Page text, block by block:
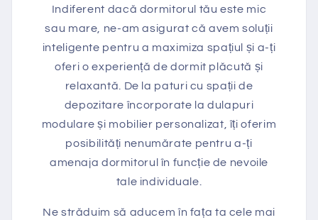
Indiferent dacă dormitorul tău este mic
sau mare, ne-am asigurat că avem soluții
inteligente pentru a maximiza spațiul și a-ți
oferi o experiență de dormit plăcută și
relaxantă. De la paturi cu spații de
depozitare încorporate la dulapuri
modulare și mobilier personalizat, îți oferim
posibilități nenumărate pentru a-ți
amenaja dormitorul în funcție de nevoile
tale individuale.
Ne străduim să aducem în fața ta cele mai